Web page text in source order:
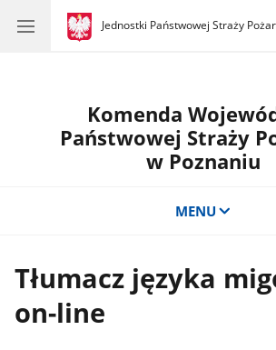
gov.pl
Jednostki Państwowej Straży
gov.pl
Jednostki
Komenda
Państwowej Straży
w Poznaniu
MENU
Tłumacz języka
on-line